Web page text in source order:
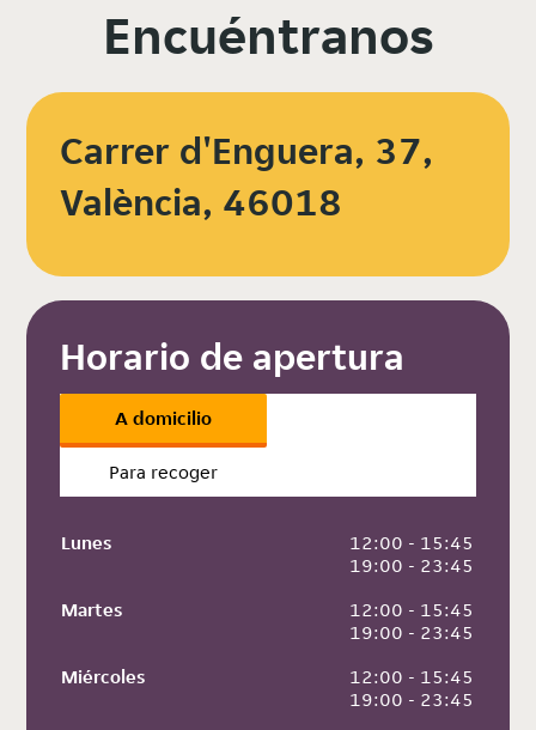
Encuéntranos
Carrer d'Enguera, 37,
València, 46018
Horario de apertura
A domicilio
Para recoger
Lunes
12:00 - 15:45
19:00 - 23:45
Martes
12:00 - 15:45
19:00 - 23:45
Miércoles
12:00 - 15:45
19:00 - 23:45